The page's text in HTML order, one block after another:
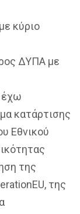
κύριο
ΔΥΠΑ με
έχω
κατάρτισης
Εθνικού
της
της